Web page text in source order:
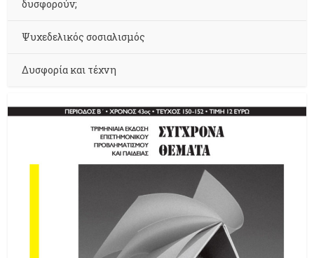
δυσφορούν;
Ψυχεδελικός σοσιαλισμός
Δυσφορία και τέχνη